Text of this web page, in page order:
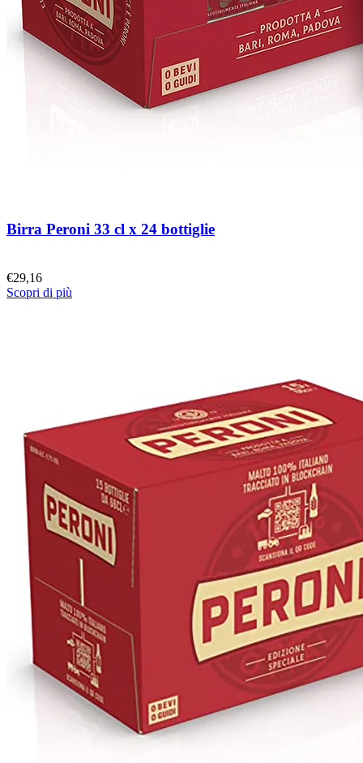
Birra Peroni 33 cl x 24 bottiglie
€29,16
Scopri di più